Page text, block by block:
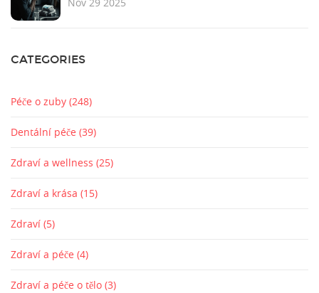
Nov 29 2025
CATEGORIES
Péče o zuby (248)
Dentální péče (39)
Zdraví a wellness (25)
Zdraví a krása (15)
Zdraví (5)
Zdraví a péče (4)
Zdraví a péče o tělo (3)